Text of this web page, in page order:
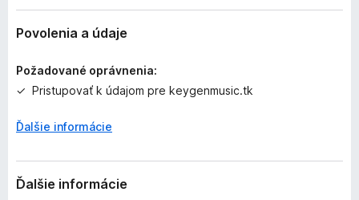
a
ľ
i
o
o
d
Povolenia a údaje
Požadované oprávnenia:
Pristupovať k údajom pre keygenmusic.tk
Ďalšie informácie
Ďalšie informácie